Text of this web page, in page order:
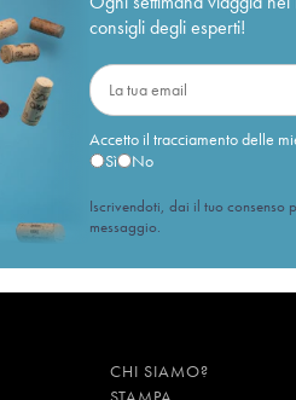
consigli degli esperti!
Accetto il tracciamento delle
Sì
No
Iscrivendoti, dai il tuo consenso
messaggio.
CHI SIAMO?